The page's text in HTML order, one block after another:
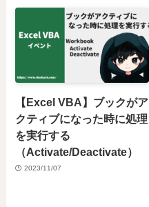
【Excel VBA】ブックがア
クティブになった時に処理
を実行する
（Activate/Deactivate）
2023/11/07